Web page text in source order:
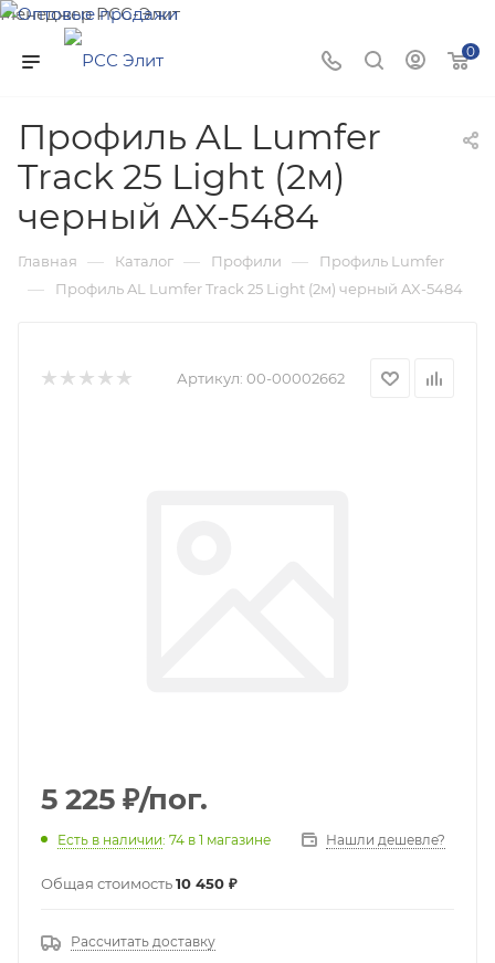
Менеджер РСС-Элит
Напишите нам и мы поможем подобрать товар именно
для Вас!
0
Профиль AL Lumfer
Track 25 Light (2м)
черный AX-5484
Главная — Каталог — Профили — Профиль Lumfer
— Профиль AL Lumfer Track 25 Light (2м) черный AX-5484
Артикул: 00-00002662
5 225 ₽/пог.
Есть в наличии: 74 в 1 магазине Нашли дешевле?
Общая стоимость10 450 ₽
Рассчитать доставку